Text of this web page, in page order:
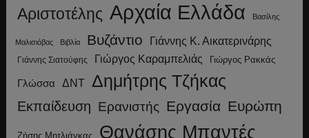
Αριστοτέλης Αρχαία Ελλάδα Βασίλης
Μαλισιόβας Βιβλία Βυζάντιο Γιάννης Κ. Αικατερινάρης
Γιάννης Σιατούφης Γιώργος Καραμπελιάς Γιώργος Ρακκάς
Γλώσσα ΔΝΤ Δημήτρης Τζήκας
Εκπαίδευση Ερανιστής Εργασία Ευρώπη
Ζήσης Μητλιάγκας Θανάσης Μπαντές